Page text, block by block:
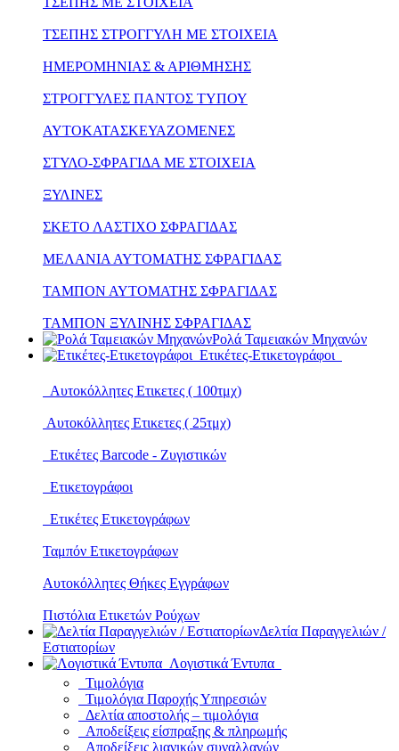
ΤΣΕΠΗΣ ΣΤΡΟΓΓΥΛΗ ΜΕ ΣΤΟΙΧΕΙΑ
ΗΜΕΡΟΜΗΝΙΑΣ & ΑΡΙΘΜΗΣΗΣ
ΣΤΡΟΓΓΥΛΕΣ ΠΑΝΤΟΣ ΤΥΠΟΥ
ΑΥΤΟΚΑΤΑΣΚΕΥΑΖΟΜΕΝΕΣ
ΣΤΥΛΟ-ΣΦΡΑΓΙΔΑ ΜΕ ΣΤΟΙΧΕΙΑ
ΞΥΛΙΝΕΣ
ΣΚΕΤΟ ΛΑΣΤΙΧΟ ΣΦΡΑΓΙΔΑΣ
ΜΕΛΑΝΙΑ ΑΥΤΟΜΑΤΗΣ ΣΦΡΑΓΙΔΑΣ
ΤΑΜΠΟΝ ΑΥΤΟΜΑΤΗΣ ΣΦΡΑΓΙΔΑΣ
ΤΑΜΠΟΝ ΞΥΛΙΝΗΣ ΣΦΡΑΓΙΔΑΣ
Ρολά Ταμειακών Μηχανών
Ετικέτες-Ετικετογράφοι
Αυτοκόλλητες Ετικετες ( 100τμχ)
Αυτοκόλλητες Ετικετες ( 25τμχ)
Ετικέτες Barcode - Ζυγιστικών
Ετικετογράφοι
Ετικέτες Ετικετογράφων
Ταμπόν Ετικετογράφων
Αυτοκόλλητες Θήκες Εγγράφων
Πιστόλια Ετικετών Ρούχων
Δελτία Παραγγελιών /
Εστιατορίων
Λογιστικά Έντυπα
Τιμολόγια
Τιμολόγια Παροχής Υπηρεσιών
Δελτία αποστολής – τιμολόγια
Αποδείξεις είσπραξης & πληρωμής
Αποδείξεις λιανικών συναλλαγών